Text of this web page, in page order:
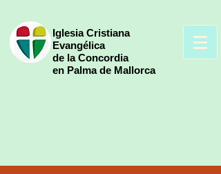
Iglesia Cristiana
Evangélica
de la Concordia
en Palma de Mallorca